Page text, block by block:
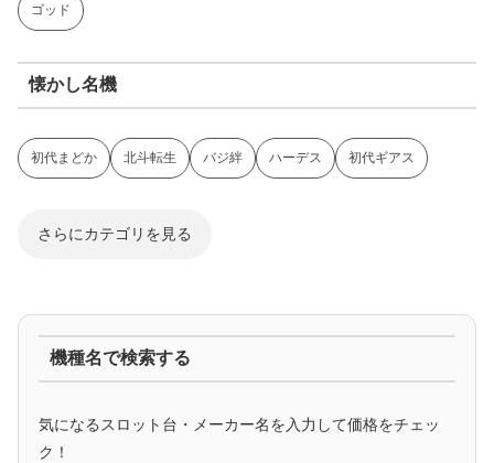
ゴッド
懐かし名機
初代まどか 北斗転生 バジ絆 ハーデス 初代ギアス
さらにカテゴリを見る
アニメタイアップ
機種名で検索する
気になるスロット台・メーカー名を入力して価格をチェッ
ク！